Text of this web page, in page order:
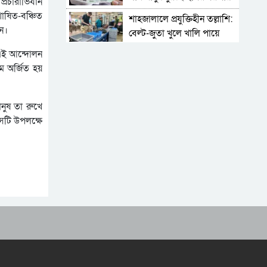
বঞ্চিত
আন্দোলন
অর্জিত হয়
তা রুখে
উপলক্ষে
শাহজালালে প্রযুক্তিহীন তল্লাশি:
বেল্ট-জুতা খুলে খালি পায়ে
“দুর্নীতিতে চ্যাম্পিয়ন হওয়ার